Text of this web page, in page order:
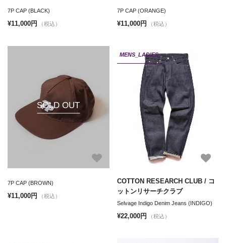
7P CAP (BLACK)
¥11,000円 （税込）
7P CAP (ORANGE)
¥11,000円 （税込）
SOLD OUT
7P CAP (BROWN)
¥11,000円 （税込）
MENS_LADIES
COTTON RESEARCH CLUB / コ
ットンリサーチクラブ
Selvage Indigo Denim Jeans (INDIGO)
¥22,000円 （税込）